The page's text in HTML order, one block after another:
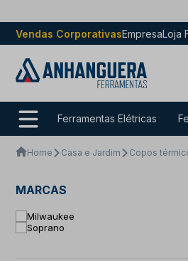
Vendas CorporativasEmpresaLoja
Ferramentas Elétricas
Home Casa e Jardim Copos
MARCAS
Milwaukee
Soprano